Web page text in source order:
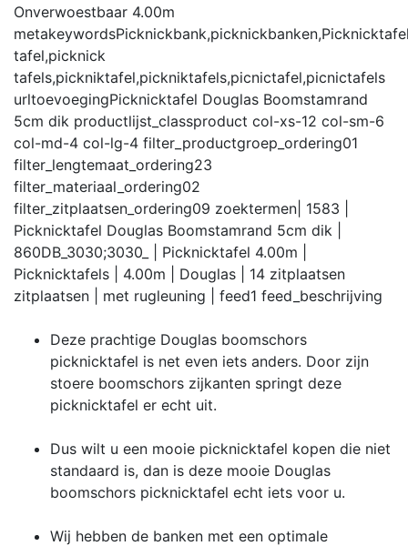
Onverwoestbaar 4.00m
metakeywords
tafel,picknick
tafels,pickniktafel,pickniktafels,picnictafel,picnictafels
urltoevoegingPicknicktafel Douglas Boomstamrand
5cm dik productlijst_classproduct col-xs-12 col-sm-6
col-md-4 col-lg-4 filter_productgroep_ordering01
filter_lengtemaat_ordering23
filter_materiaal_ordering02
filter_zitplaatsen_ordering09 zoektermen | 1583 |
Picknicktafel Douglas Boomstamrand 5cm dik |
860DB_3030;3030_ | Picknicktafel 4.00m |
Picknicktafels | 4.00m | Douglas | 14 zitplaatsen
zitplaatsen | met rugleuning |
feed1 feed_beschrijving
Deze prachtige Douglas boomschors
picknicktafel is net even iets anders. Door zijn
stoere boomschors zijkanten springt deze
picknicktafel er echt uit.
Dus wilt u een mooie picknicktafel kopen die niet
standaard is, dan is deze mooie Douglas
boomschors picknicktafel echt iets voor u.
Wij hebben de banken met een optimale